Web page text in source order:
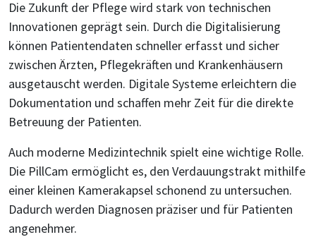
Die Zukunft der Pflege wird stark von technischen
Innovationen geprägt sein. Durch die Digitalisierung
können Patientendaten schneller erfasst und sicher
zwischen Ärzten, Pflegekräften und Krankenhäusern
ausgetauscht werden. Digitale Systeme erleichtern die
Dokumentation und schaffen mehr Zeit für die direkte
Betreuung der Patienten.
Auch moderne Medizintechnik spielt eine wichtige Rolle.
Die PillCam ermöglicht es, den Verdauungstrakt mithilfe
einer kleinen Kamerakapsel schonend zu untersuchen.
Dadurch werden Diagnosen präziser und für Patienten
angenehmer.